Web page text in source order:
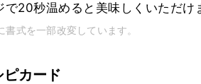
で20秒温めると美味しくいただ
式を一部改変しています。
カード